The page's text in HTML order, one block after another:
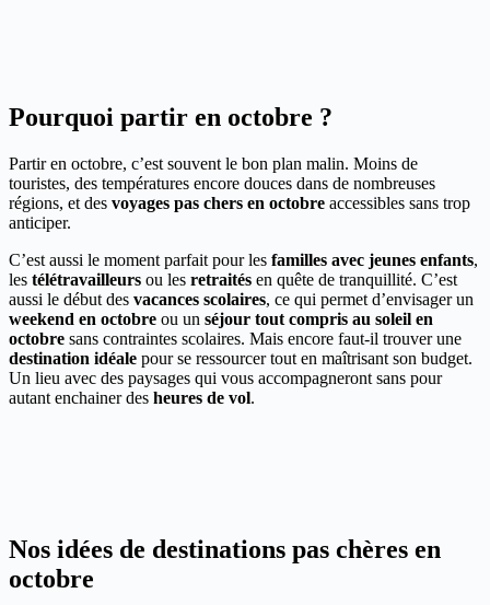
Pourquoi partir en octobre ?
Partir en octobre, c’est souvent le bon plan malin. Moins de
touristes, des températures encore douces dans de nombreuses
régions, et des voyages pas chers en octobre accessibles sans trop
anticiper.
C’est aussi le moment parfait pour les familles avec jeunes enfants,
les télétravailleurs ou les retraités en quête de tranquillité. C’est
aussi le début des vacances scolaires, ce qui permet d’envisager un
weekend en octobre ou un séjour tout compris au soleil en
octobre sans contraintes scolaires. Mais encore faut-il trouver une
destination idéale pour se ressourcer tout en maîtrisant son budget.
Un lieu avec des paysages qui vous accompagneront sans pour
autant enchainer des heures de vol.
Nos idées de destinations pas chères en
octobre